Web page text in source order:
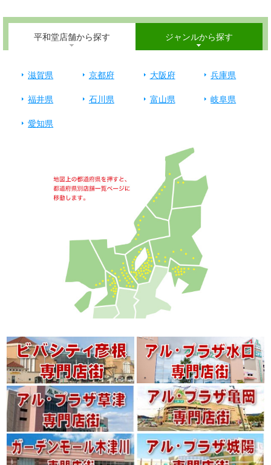
平和堂店舗から探す ジャンルから探す
滋賀県 京都府 大阪府
兵庫県
福井県
石川県 富山県
岐阜県
愛知県